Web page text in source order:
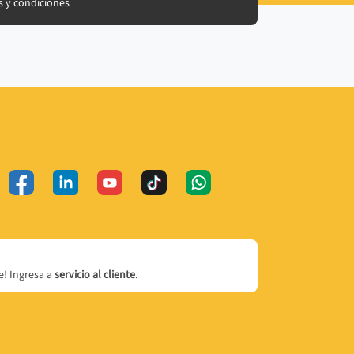
y condiciones
Ingresa a servicio al cliente.